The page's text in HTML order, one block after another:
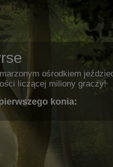
ośrodkiem
liczącej miliony graczy!
konia: